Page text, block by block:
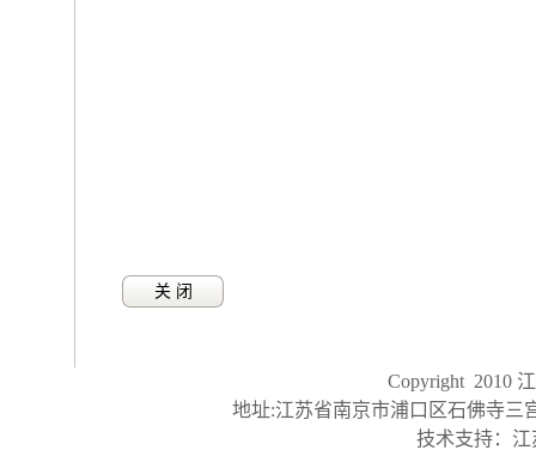
关 闭
Copyright 2010
地址:江苏省南京市浦口区石佛寺三
技术支持：